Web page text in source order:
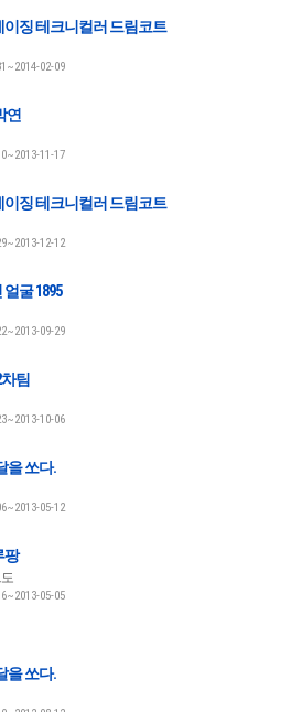
이징 테크니컬러 드림코트
02-09
연
11-17
이징 테크니컬러 드림코트
12-12
굴 1895
09-29
팀
10-06
을 쏘다.
05-12
팡
05-05
을 쏘다.